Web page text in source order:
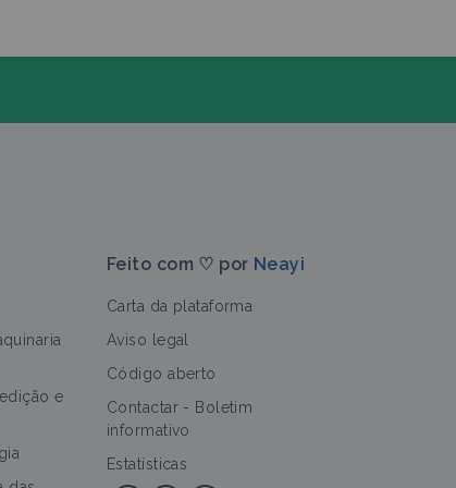
e
Feito com ♡ por Neayi
Carta da plataforma
Aviso legal
Código aberto
Contactar- Boletim
informativo
Estatísticas